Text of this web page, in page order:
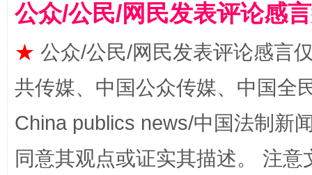
揭批美国五大"原罪" "炒
公众/公民/网民发表评论感
★ 公众/公民/网民发表评论感言
共传媒、中国公众传媒、中国全
China publics news/中国法制新
同意其观点或证实其描述。 注